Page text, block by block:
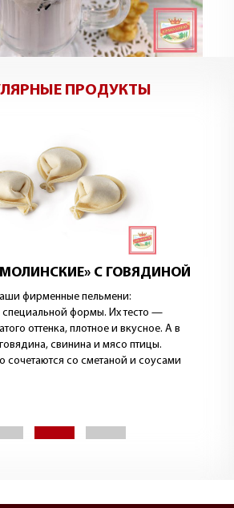
ПРОДУКТЫ
С ГОВЯДИНОЙ
фирменные пельмени:
специальной формы. Их тесто —
оттенка, плотное и вкусное. А в
свинина и мясо птицы.
сочетаются со сметаной и соусами